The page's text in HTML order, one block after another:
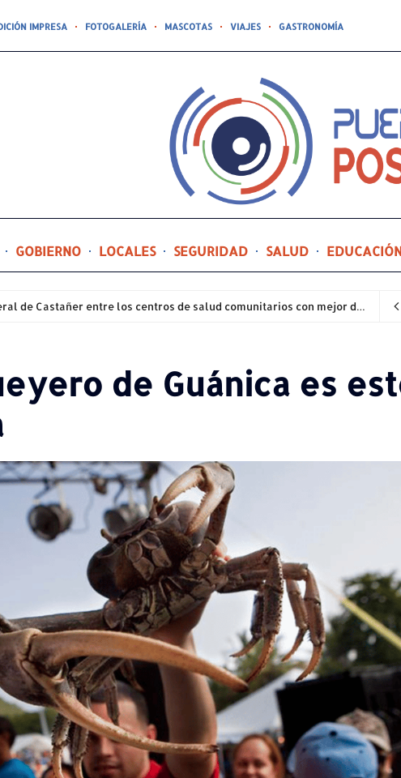
IMPRESA FOTOGALERÍA MASCOTAS VIAJES GASTRONOMÍA
GOBIERNO LOCALES SEGURIDAD SALUD
Hospital General de Castañer entre los centros de salud comunitarios con mejor desempeño clínico de Estados Unidos
de Guánica es